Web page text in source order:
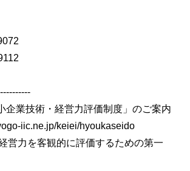
企業技術・経営力評価制度」のご案内
iic.ne.jp/keiei/hyoukaseido
営力を客観的に評価するための第一